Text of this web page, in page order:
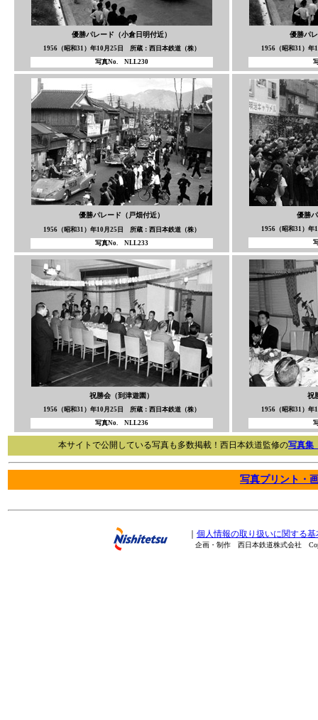
優勝パレード（小倉日明付近）
1956（昭和31）年10月25日 所蔵：西日本鉄道（株）
写真No. NLL230
優勝パ
1956（昭和31）
優勝パレード（戸畑付近）
1956（昭和31）年10月25日 所蔵：西日本鉄道（株）
写真No. NLL233
優勝
1956（昭和31）
祝勝会（到津遊園）
1956（昭和31）年10月25日 所蔵：西日本鉄道（株）
写真No. NLL236
祝
1956（昭和31）
本サイトで公開している写真も多数掲載！西日本鉄道監修の写真集
写真プリント・
個人情報の取り扱いに関する基
企画・制作 西日本鉄道株式会社